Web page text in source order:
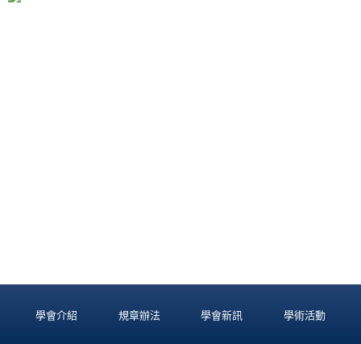
學會介紹 規章辦法 學會新訊 學術活動